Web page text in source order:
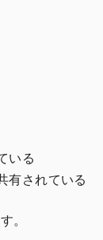
いる
有されている
。